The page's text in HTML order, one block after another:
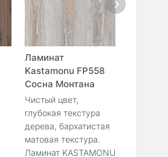
Ламинат
Kastamonu FP558
Сосна Монтана
Чистый цвет,
глубокая текстура
дерева, бархатистая
матовая текстура.
Ламинат KASTAMONU